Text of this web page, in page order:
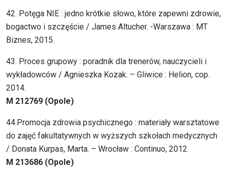
42. Potęga NIE : jedno krótkie słowo, które zapewni zdrowie,
bogactwo i szczęście / James Altucher. -Warszawa : MT
Biznes, 2015.
43. Proces grupowy : poradnik dla trenerów, nauczycieli i
wykładowców / Agnieszka Kozak. – Gliwice : Helion, cop.
2014.
M 212769 (Opole)
44.Promocja zdrowia psychicznego : materiały warsztatowe
do zajęć fakultatywnych w wyższych szkołach medycznych
/ Donata Kurpas, Marta. – Wrocław : Continuo, 2012.
M 213686 (Opole)